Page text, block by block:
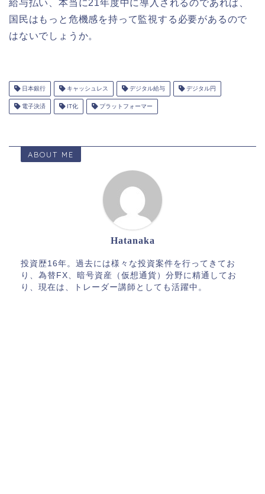
給与払い、本当に21年度中に導入されるのであれば、
国民はもっと危機感を持って監視する必要があるので
はないでしょうか。
日本銀行 キャッシュレス デジタル給与 デジタル円
電子決済 IT化 プラットフォーマー
ABOUT ME
Hatanaka
投資歴16年。過去には様々な投資案件を行ってきてお
り、為替FX、暗号資産（仮想通貨）分野に精通してお
り、現在は、トレーダー講師としても活躍中。